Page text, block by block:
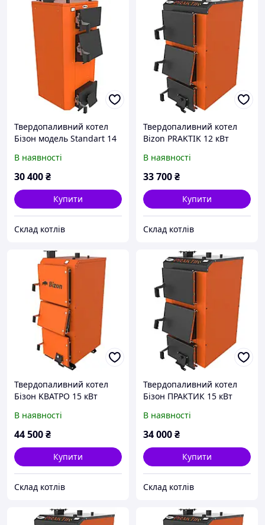
Твердопаливний котел
Бізон модель Standart 14
В наявності
30 400₴
Купити
Склад котлів
Твердопаливний котел
Bizon PRAKTIK 12 кВт
В наявності
33 700₴
Купити
Склад котлів
Твердопаливний котел
Бізон KВАТРО 15 кВт
В наявності
44 500₴
Купити
Склад котлів
Твердопаливний котел
Бізон ПРАКТИК 15 кВт
В наявності
34 000₴
Купити
Склад котлів